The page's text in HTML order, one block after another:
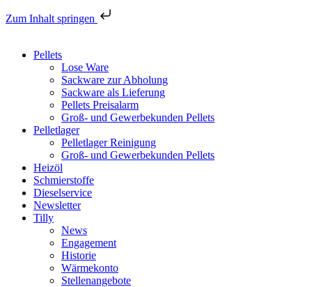
Zum Inhalt springen
Pellets
Lose Ware
Sackware zur Abholung
Sackware als Lieferung
Pellets Preisalarm
Groß- und Gewerbekunden Pellets
Pelletlager
Pelletlager Reinigung
Groß- und Gewerbekunden Pellets
Heizöl
Schmierstoffe
Dieselservice
Newsletter
Tilly
News
Engagement
Historie
Wärmekonto
Stellenangebote